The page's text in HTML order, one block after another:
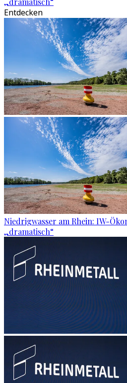
Entdecken
Niedrigwasser am Rhein: IW-
„dramatisch“